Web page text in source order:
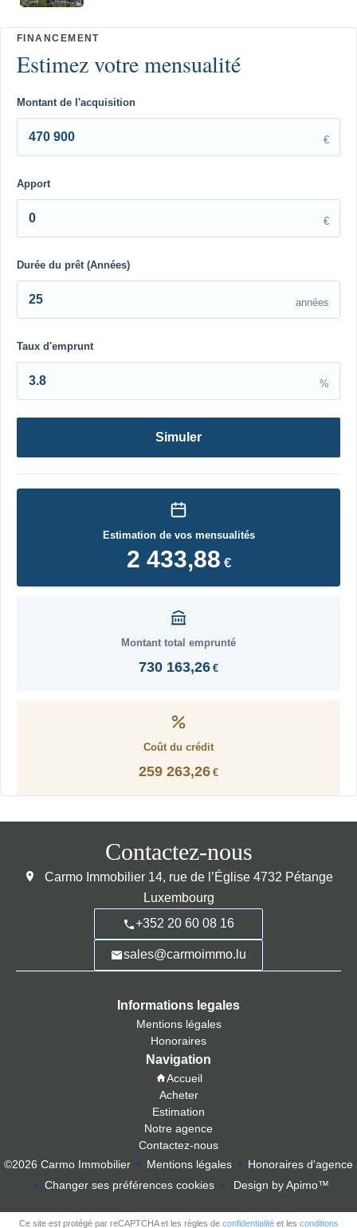
Montant de l'acquisition
€
Apport
€
Durée du prêt (Années)
années
Taux d'emprunt
%
Simuler
Estimation de vos mensualités
2 433,88 €
Montant total emprunté
730 163,26 €
Coût du crédit
259 263,26 €
Contactez-nous
Carmo Immobilier 14, rue de l’Église 4732 Pétange
Luxembourg
+352 20 60 08 16
sales@carmoimmo.lu
Informations legales
Mentions légales
Honoraires
Navigation
Accueil
Acheter
Estimation
Notre agence
Contactez-nous
©2026 Carmo Immobilier
Mentions légales
Honoraires d'agence
Changer ses préférences cookies
Design byApimo™
Ce site est protégé par reCAPTCHA et les règles de confidentialitéet les conditions